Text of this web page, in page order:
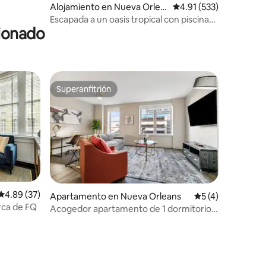
Alojamiento en Nueva Orlea
ns
Calificación promedio:
4.91 (533)
Escapada a un oasis tropical con piscina
promedio: 4.89 de 5, 37 reseñas
4.89 (37)
de FQ
Superanfitrión
Superanfitrión
Apartamento en Nueva Orleans Calificación
5 (4)
Acogedor apartamento de 1 dormitorio a